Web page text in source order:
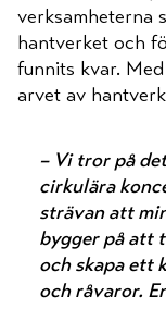
verksamheterna
hantverket och
funnits kvar.
arvet av
– Vi tror på
cirkulära
strävan att
bygger på att
och skapa ett
och råvaror.